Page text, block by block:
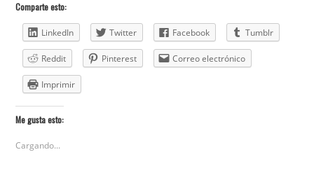
Comparte esto:
LinkedIn Twitter Facebook Tumblr
Reddit Pinterest Correo electrónico
Imprimir
Me gusta esto:
Cargando...